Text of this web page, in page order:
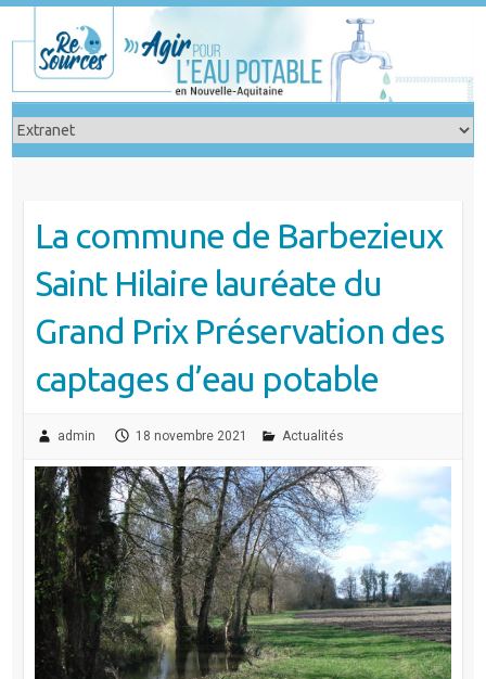
to
content
La commune de Barbezieux
Saint Hilaire lauréate du
Grand Prix Préservation des
captages d’eau potable
admin 18 novembre 2021 Actualités